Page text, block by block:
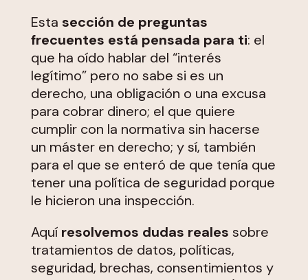
Esta sección de preguntas
frecuentes está pensada para ti: el
que ha oído hablar del “interés
legítimo” pero no sabe si es un
derecho, una obligación o una excusa
para cobrar dinero; el que quiere
cumplir con la normativa sin hacerse
un máster en derecho; y sí, también
para el que se enteró de que tenía que
tener una política de seguridad porque
le hicieron una inspección.
Aquí resolvemos dudas reales sobre
tratamientos de datos, políticas,
seguridad, brechas, consentimientos y